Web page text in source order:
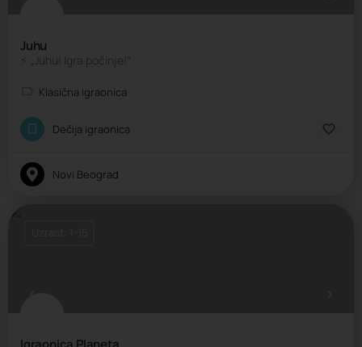
Juhu
⚡ „Juhu! Igra počinje!“
Klasična igraonica
Dečija igraonica
Novi Beograd